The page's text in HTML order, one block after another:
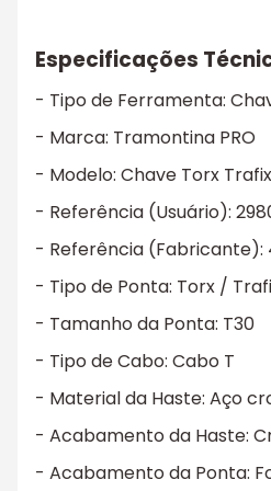
Especificações
- Tipo de Ferramenta:
- Marca: Tramontina PRO
- Modelo: Chave Torx
- Referência (Usuário):
- Referência (Fabricante):
- Tipo de Ponta: Torx /
- Tamanho da Ponta: T30
- Tipo de Cabo: Cabo T
- Material da Haste: Aço
- Acabamento da Haste:
- Acabamento da Ponta: